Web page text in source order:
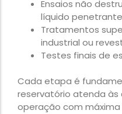
Ensaios não
líquido penetrante
Tratamentos
industrial ou
Testes finais de
Cada etapa é
reservatório atenda às
operação com máxima